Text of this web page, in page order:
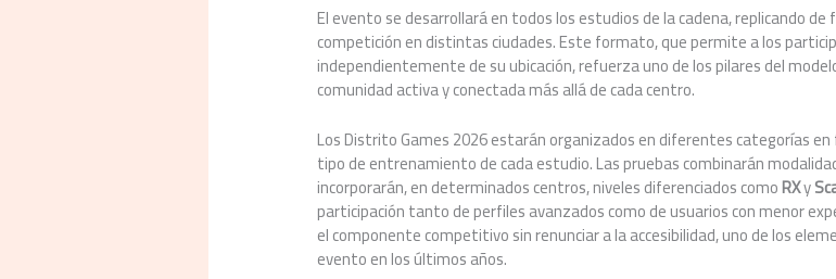
El evento se desarrollará en todos los estudios de la cadena, replicando
competición en distintas ciudades. Este formato, que permite a los
independientemente de su ubicación, refuerza uno de los pilares del
comunidad activa y conectada más allá de cada centro.
Los Distrito Games 2026 estarán organizados en diferentes categorías
tipo de entrenamiento de cada estudio. Las pruebas combinarán
incorporarán, en determinados centros, niveles diferenciados comoRXy
participación tanto de perfiles avanzados como de usuarios con menor
el componente competitivo sin renunciar a la accesibilidad, uno de los
evento en los últimos años.